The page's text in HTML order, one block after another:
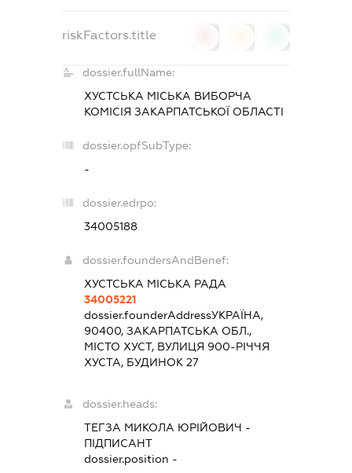
riskFactors.title
dossier.fullName:
ХУСТСЬКА МІСЬКА ВИБОРЧА
КОМІСІЯ ЗАКАРПАТСЬКОЇ ОБЛАСТІ
dossier.opfSubType:
-
dossier.edrpo:
34005188
dossier.foundersAndBenef:
ХУСТСЬКА МІСЬКА РАДА
34005221
dossier.founderAddressУКРАЇНА,
90400, ЗАКАРПАТСЬКА ОБЛ.,
МІСТО ХУСТ, ВУЛИЦЯ 900-РІЧЧЯ
ХУСТА, БУДИНОК 27
dossier.heads:
ТЕГЗА МИКОЛА ЮРІЙОВИЧ -
ПІДПИСАНТ
dossier.position -